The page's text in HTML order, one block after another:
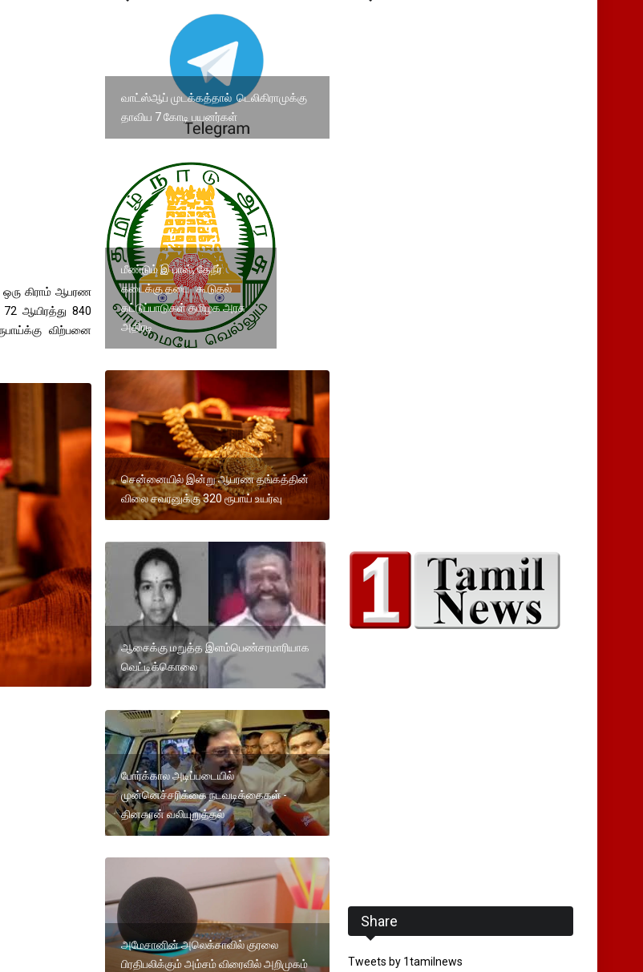
கிராம் ஆபரண
ஆயிரத்து 840
விற்பனை
வாட்ஸ்ஆப் முடக்கத்தால் டெலிகிராமுக்கு
தாவிய 7 கோடி பயனர்கள்
மீண்டும் இ பாஸ், தேநீர்
கடைக்கு தடை கூடுதல்
கட்டுப்பாடுகள் தமிழக அரசு
அதிரடி
சென்னையில் இன்று ஆபரண தங்கத்தின்
விலை சவரனுக்கு 320 ரூபாய் உயர்வு
ஆசைக்கு மறுத்த இளம்பெண்சரமாரியாக
வெட்டிக்கொலை
போர்க்கால அடிப்படையில்
முன்னெச்சரிக்கை நடவடிக்கைகள் -
தினகரன் வலியுறுத்தல்
அமேசானின் அலெக்சாவில் குரலை
பிரதிபலிக்கும் அம்சம் விரைவில் அறிமுகம்
Share
Tweets by 1tamilnews